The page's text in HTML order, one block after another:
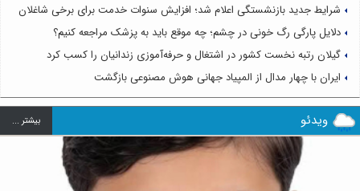
شرایط جدید بازنشستگی اعلام شد؛ افزایش سنوات خدمت برای برخی شاغلان
دلایل پارگی رگ خونی در چشم؛ چه موقع باید به پزشک مراجعه کنیم؟
گیلان رتبه نخست کشور در اشتغال و حرفه‌آموزی زندانیان را کسب کرد
ایران با چهار مدال از المپیاد جهانی هوش مصنوعی بازگشت
ویدئو بيشتر ...